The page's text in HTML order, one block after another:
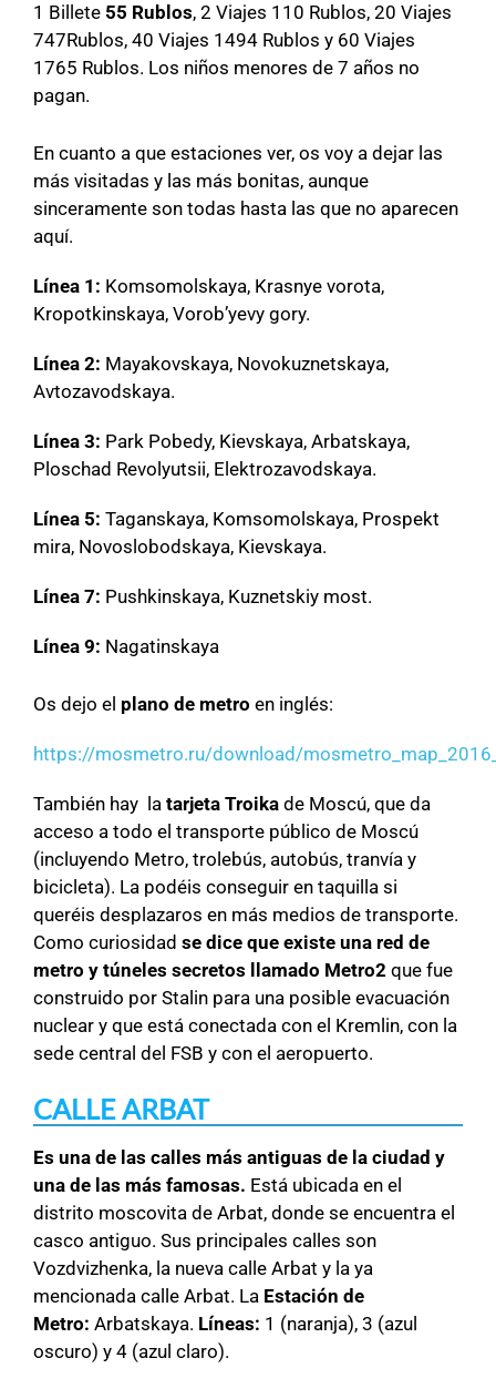
1 Billete 55 Rublos, 2 Viajes 110 Rublos, 20 Viajes
747Rublos, 40 Viajes 1494 Rublos y 60 Viajes
1765 Rublos. Los niños menores de 7 años no
pagan.
En cuanto a que estaciones ver, os voy a dejar las
más visitadas y las más bonitas, aunque
sinceramente son todas hasta las que no aparecen
aquí.
Línea 1: Komsomolskaya, Krasnye vorota,
Kropotkinskaya, Vorob’yevy gory.
Línea 2: Mayakovskaya, Novokuznetskaya,
Avtozavodskaya.
Línea 3: Park Pobedy, Kievskaya, Arbatskaya,
Ploschad Revolyutsii, Elektrozavodskaya.
Línea 5: Taganskaya, Komsomolskaya, Prospekt
mira, Novoslobodskaya, Kievskaya.
Línea 7: Pushkinskaya, Kuznetskiy most.
Línea 9: Nagatinskaya
Os dejo el plano de metro en inglés:
https://mosmetro.ru/download/
También hay la tarjeta Troika de Moscú, que da
acceso a todo el transporte público de Moscú
(incluyendo Metro, trolebús, autobús, tranvía y
bicicleta). La podéis conseguir en taquilla si
queréis desplazaros en más medios de transporte.
Como curiosidad se dice que existe una red de
metro y túneles secretos llamado Metro2 que fue
construido por Stalin para una posible evacuación
nuclear y que está conectada con el Kremlin, con la
sede central del FSB y con el aeropuerto.
CALLE ARBAT
Es una de las calles más antiguas de la ciudad y
una de las más famosas. Está ubicada en el
distrito moscovita de Arbat, donde se encuentra el
casco antiguo. Sus principales calles son
Vozdvizhenka, la nueva calle Arbat y la ya
mencionada calle Arbat. La Estación de
Metro: Arbatskaya. Líneas: 1 (naranja), 3 (azul
oscuro) y 4 (azul claro).